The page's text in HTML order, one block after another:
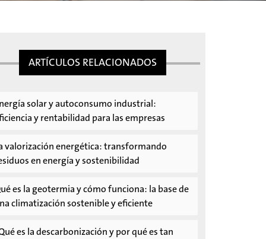
ARTÍCULOS RELACIONADOS
solar y autoconsumo industrial:
y rentabilidad para las empresas
valorización energética: transformando
en energía y sostenibilidad
es la geotermia y cómo funciona: la base de
climatización sostenible y eficiente
es la descarbonización y por qué es tan